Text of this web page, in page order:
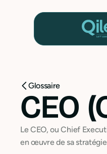
Glossaire
CEO
Le CEO, ou Chief
en œuvre de sa